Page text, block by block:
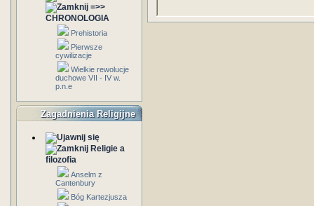
=>>
CHRONOLOGIA
Prehistoria
Pierwsze
cywilizacje
Wielkie rewolucje
duchowe VII - IV w.
p.n.e
Zagadnienia Religijne
Religie a
filozofia
Anselm z
Cantenbury
Bóg Kartezjusza